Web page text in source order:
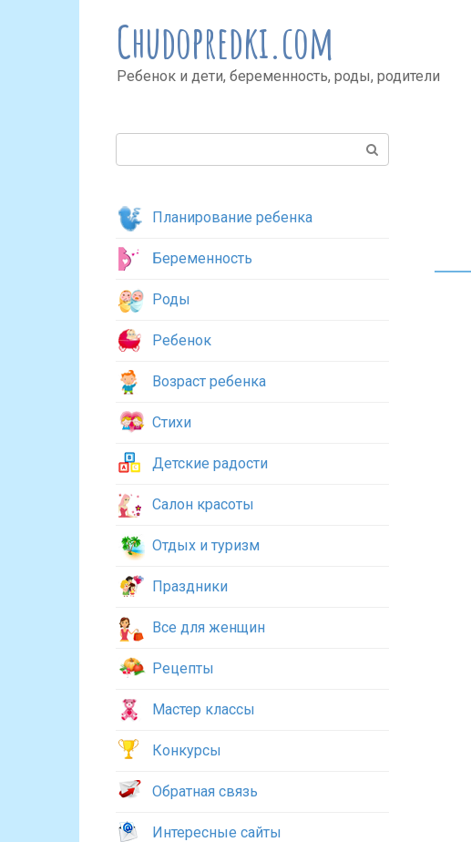
Chudopredki.com
Ребенок и дети, беременность, роды, родители
Планирование ребенка
Беременность
Роды
Ребенок
Возраст ребенка
Стихи
Детские радости
Салон красоты
Отдых и туризм
Праздники
Все для женщин
Рецепты
Мастер классы
Конкурсы
Обратная связь
Интересные сайты